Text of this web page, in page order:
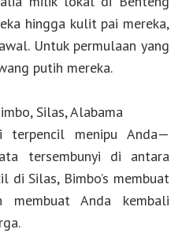
hingga kulit pai mereka,
Untuk permulaan yang
putih mereka.
Silas, Alabama
terpencil menipu Anda—
tersembunyi di antara
di Silas, Bimbo’s membuat
Anda kembali